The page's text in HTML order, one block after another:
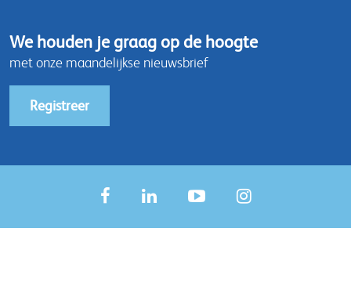
We houden je graag op de hoogte
met onze maandelijkse nieuwsbrief
Registreer